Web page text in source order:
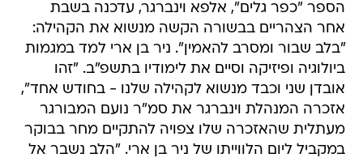
הספר "כפר גלים", אלפא וינברגר, עדכנה בשבת
אחר הצהריים בבשורה הקשה מנשוא את הקהילה:
"בלב שבור ומסרב להאמין". ניר בן ארי למד במגמות
ביולוגיה ופיזיקה וסיים את לימודיו בתשפ"ב. "זהו
אובדן שני וכבד מנשוא לקהילה שלנו - בחודש אחד",
אזכרה המנהלת וינברגר את סמ"ר נועם המבורגר
מעתלית שהאזכרה שלו צפויה להתקיים מחר בבוקר
במקביל ליום הלווייתו של ניר בן ארי. "הלב נשבר אל